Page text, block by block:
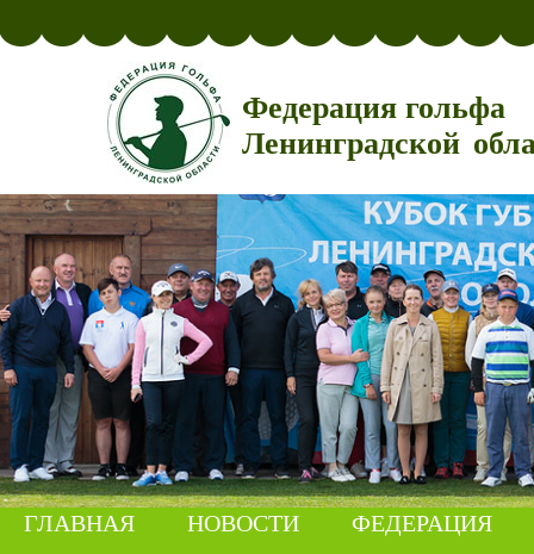
Федерация гольфа
Ленинградской
ГЛАВНАЯ НОВОСТИ ФЕДЕРАЦИЯ